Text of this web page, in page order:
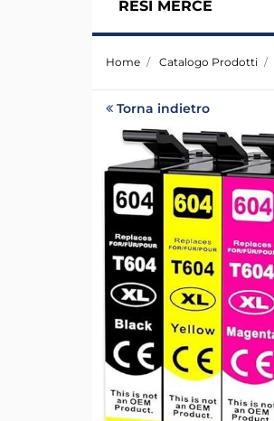
RESI MERCE
Home Catalogo Prodotti
Torna indietro